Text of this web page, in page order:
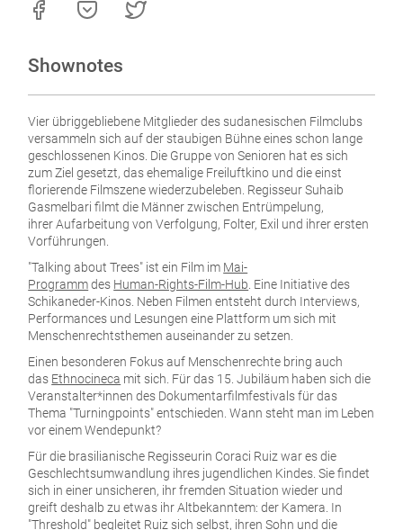
Shownotes
Vier übriggebliebene Mitglieder des sudanesischen Filmclubs
versammeln sich auf der staubigen Bühne eines schon lange
geschlossenen Kinos. Die Gruppe von Senioren hat es sich
zum Ziel gesetzt, das ehemalige Freiluftkino und die einst
florierende Filmszene wiederzubeleben. Regisseur Suhaib
Gasmelbari filmt die Männer zwischen Entrümpelung,
ihrer Aufarbeitung von Verfolgung, Folter, Exil und ihrer ersten
Vorführungen.
"Talking about Trees" ist ein Film im Mai-
Programmdes Human-Rights-Film-Hub . Eine Initiative des
Schikaneder-Kinos. Neben Filmen entsteht durch Interviews,
Performances und Lesungen eine Plattform um sich mit
Menschenrechtsthemen auseinander zu setzen.
Einen besonderen Fokus auf Menschenrechte bring auch
das Ethnocineca mit sich. Für das 15. Jubiläum haben sich die
Veranstalter*innen des Dokumentarfilmfestivals für das
Thema "Turningpoints" entschieden. Wann steht man im Leben
vor einem Wendepunkt?
Für die brasilianische Regisseurin Coraci Ruiz war es die
Geschlechtsumwandlung ihres jugendlichen Kindes. Sie findet
sich in einer unsicheren, ihr fremden Situation wieder und
greift deshalb zu etwas ihr Altbekanntem: der Kamera. In
"Threshold" begleitet Ruiz sich selbst, ihren Sohn und die